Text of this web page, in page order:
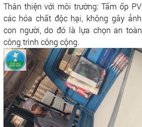
Thân thiện với môi trường: Tấm ốp
các hóa chất độc hại, không gây
con người, do đó là lựa chọn an
công trình công cộng.